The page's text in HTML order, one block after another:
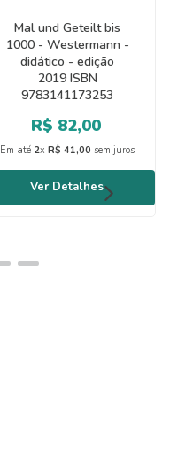
Mal und Geteilt bis
1000 - Westermann -
didático - edição
2019 ISBN
9783141173253
R$ 82,00
Em até 2x R$ 41,00 sem juros